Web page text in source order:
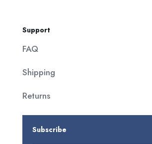
Support
FAQ
Shipping
Returns
Subscribe